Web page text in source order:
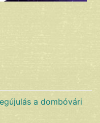
a dombóvári